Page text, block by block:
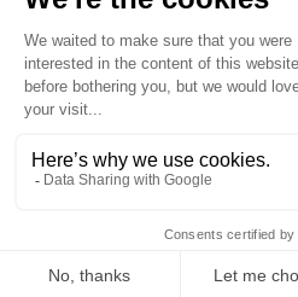
2026Swiftask.